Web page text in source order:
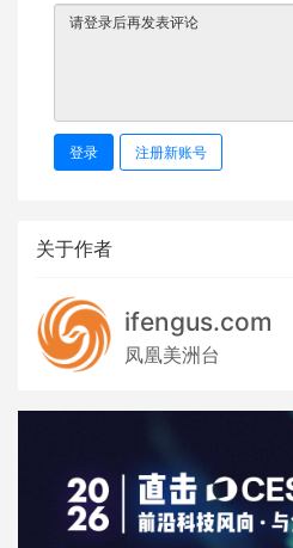
登录 注册新账号
关于作者
ifengus.com
凤凰美洲台